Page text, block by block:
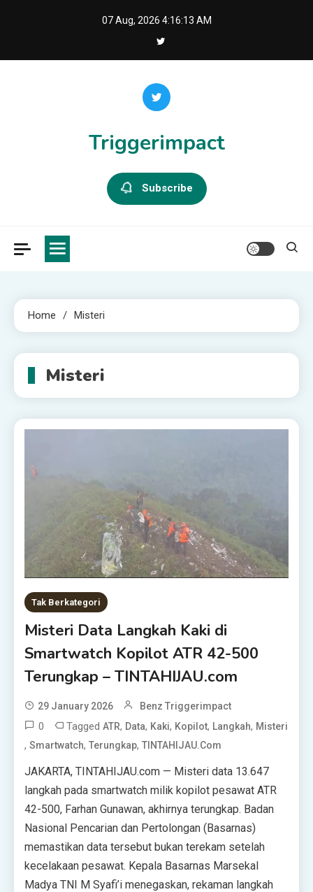
07 Aug, 2026 4:16:13 AM
Triggerimpact
Subscribe
Home Misteri
Misteri
Tak Berkategori
Misteri Data Langkah Kaki di
Smartwatch Kopilot ATR 42-500
Terungkap – TINTAHIJAU.com
29 January 2026 Benz Triggerimpact
0 TaggedATR, Data, Kaki, Kopilot, Langkah, Misteri
,Smartwatch,Terungkap,TINTAHIJAU.com
JAKARTA, TINTAHIJAU.com — Misteri data 13.647
langkah pada smartwatch milik kopilot pesawat ATR
42-500, Farhan Gunawan, akhirnya terungkap. Badan
Nasional Pencarian dan Pertolongan (Basarnas)
memastikan data tersebut bukan terekam setelah
kecelakaan pesawat. Kepala Basarnas Marsekal
Madya TNI M Syafi’i menegaskan, rekaman langkah